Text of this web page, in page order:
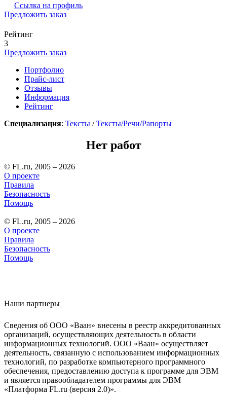
Ссылка на профиль
Предложить заказ
Рейтинг
3
Предложить заказ
Портфолио
Прайс-лист
Отзывы
Информация
Рейтинг
Специализация: Тексты /Тексты/Речи/Рапорты
Нет работ
© FL.ru, 2005 – 2026
О проекте
Правила
Безопасность
Помощь
© FL.ru, 2005 – 2026
О проекте
Правила
Безопасность
Помощь
Наши партнеры
Сведения об ООО «Ваан» внесены в реестр аккредитованных
организаций, осуществляющих деятельность в области
информационных технологий. ООО «Ваан» осуществляет
деятельность, связанную с использованием информационных
технологий, по разработке компьютерного программного
обеспечения, предоставлению доступа к программе для ЭВМ
и является правообладателем программы для ЭВМ
«Платформа FL.ru (версия 2.0)».